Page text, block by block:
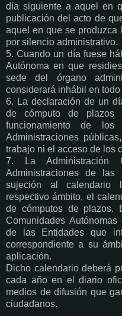
día siguiente a aquel en
publicación del acto de
aquel en que se produzca
por silencio administrativo.
5. Cuando un día fuese
Autónoma en que
sede del órgano
considerará inhábil en todo
6. La declaración de un
de cómputo de
funcionamiento de
Administraciones
trabajo ni el acceso de los
7. La
Administraciones de las
sujeción al calendario
respectivo ámbito, el
de cómputos de plazos.
Comunidades
de las Entidades que
correspondiente a su
aplicación.
Dicho calendario deberá
cada año en el diario
medios de difusión que
ciudadanos.